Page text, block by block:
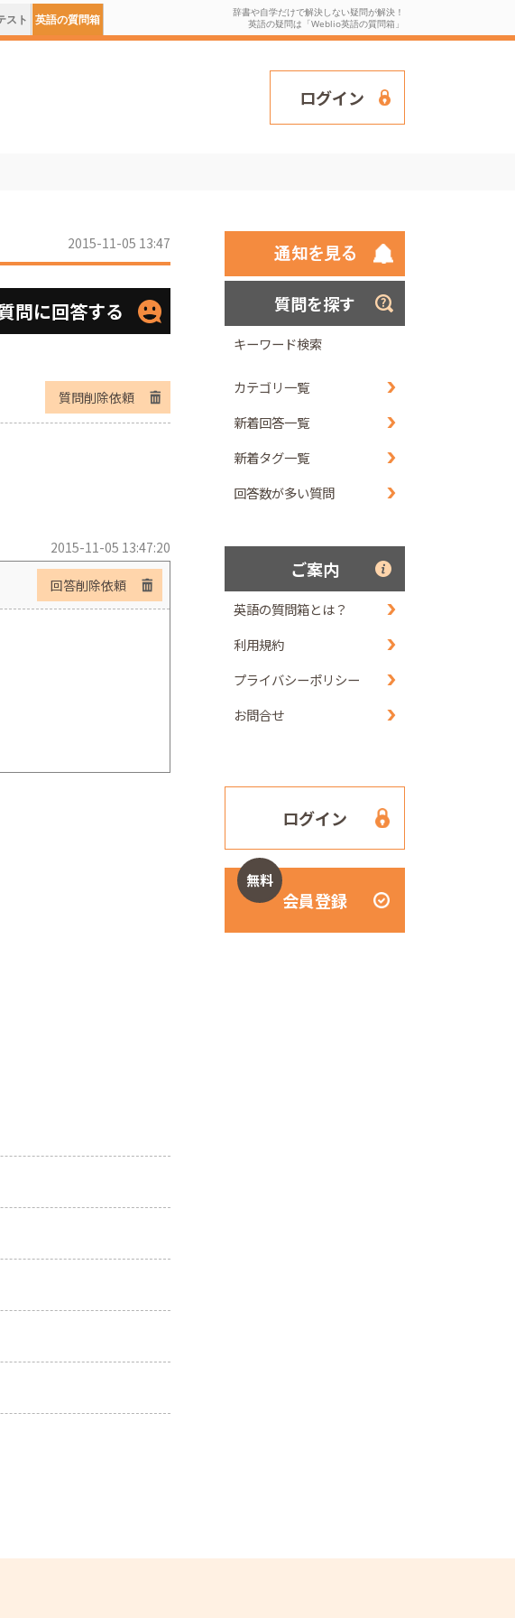
スト 英語の質問箱
辞書や自学だけで解決しない疑問が解決！
英語の疑問は「Weblio英語の質問箱」
ログイン
2015-11-05 13:47
問に回答する
質問削除依頼
2015-11-05 13:47:20
回答削除依頼
質問を探す
キーワード検索
カテゴリ一覧
新着回答一覧
新着タグ一覧
回答数が多い質問
ご案内
英語の質問箱とは？
利用規約
プライバシーポリシー
お問合せ
ログイン
無料
会員登録